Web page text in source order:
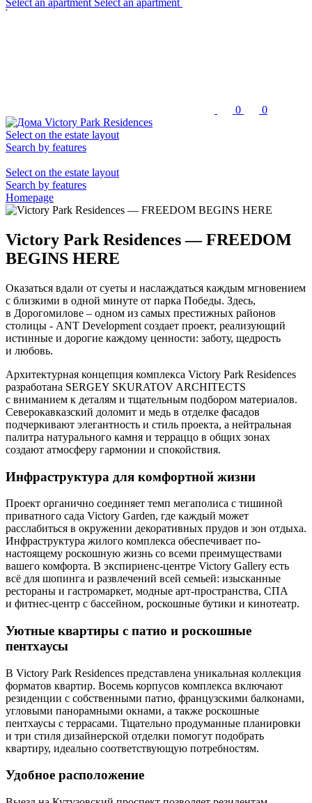
Select an apartment Select an apartment
0 0
Select on the estate layout
Search by features
Select on the estate layout
Search by features
Homepage
Victory Park Residences — FREEDOM
BEGINS HERE
Оказаться вдали от суеты и наслаждаться каждым мгновением
с близкими в одной минуте от парка Победы. Здесь,
в Дорогомилове – одном из самых престижных районов
столицы - ANT Development создает проект, реализующий
истинные и дорогие каждому ценности: заботу, щедрость
и любовь.
Архитектурная концепция комплекса Victory Park Residences
разработана SERGEY SKURATOV ARCHITECTS
с вниманием к деталям и тщательным подбором материалов.
Северокавказский доломит и медь в отделке фасадов
подчеркивают элегантность и стиль проекта, а нейтральная
палитра натурального камня и терраццо в общих зонах
создают атмосферу гармонии и спокойствия.
Инфраструктура для комфортной жизни
Проект органично соединяет темп мегаполиса с тишиной
приватного сада Victory Garden, где каждый может
расслабиться в окружении декоративных прудов и зон отдыха.
Инфраструктура жилого комплекса обеспечивает по-
настоящему роскошную жизнь со всеми преимуществами
вашего комфорта. В экспириенс-центре Victory Gallery есть
всё для шопинга и развлечений всей семьей: изысканные
рестораны и гастромаркет, модные арт-пространства, СПА
и фитнес-центр с бассейном, роскошные бутики и кинотеатр.
Уютные квартиры с патио и роскошные
пентхаусы
В Victory Park Residences представлена уникальная коллекция
форматов квартир. Восемь корпусов комплекса включают
резиденции с собственными патио, французскими балконами,
угловыми панорамными окнами, а также роскошные
пентхаусы с террасами. Тщательно продуманные планировки
и три стиля дизайнерской отделки помогут подобрать
квартиру, идеально соответствующую потребностям.
Удобное расположение